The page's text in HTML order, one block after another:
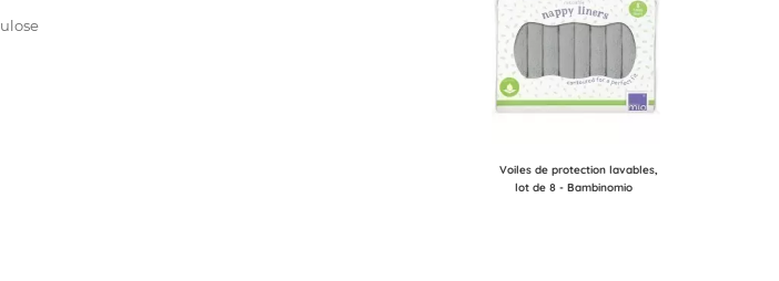
Voiles de protection lavables,
lot de 8 - Bambinomio